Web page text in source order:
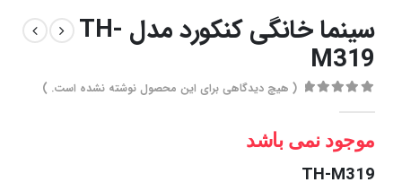
سینما خانگی کنکورد مدل TH-
M319
( هیچ دیدگاهی برای این محصول نوشته نشده است. )
موجود نمی باشد
TH-M319